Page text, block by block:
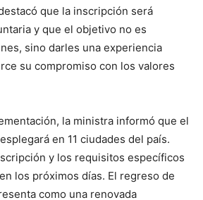
que la inscripción será
y que el objetivo no es
sino darles una experiencia
su compromiso con los valores
la ministra informó que el
en 11 ciudades del país.
y los requisitos específicos
los próximos días. El regreso de
como una renovada